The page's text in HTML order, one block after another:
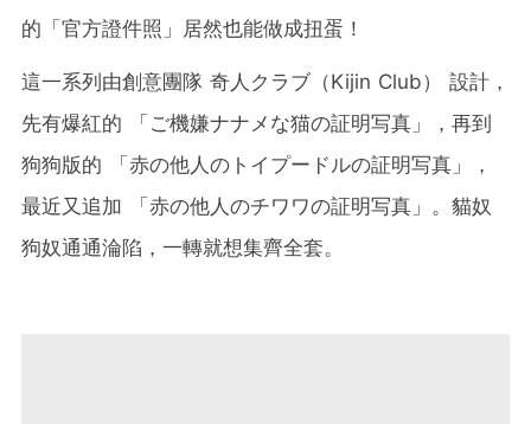
的「官方證件照」居然也能做成扭蛋！
這一系列由創意團隊 奇人クラブ（Kijin Club） 設計，
先有爆紅的 「ご機嫌ナナメな猫の証明写真」，再到
狗狗版的 「赤の他人のトイプードルの証明写真」，
最近又追加 「赤の他人のチワワの証明写真」。貓奴
狗奴通通淪陷，一轉就想集齊全套。